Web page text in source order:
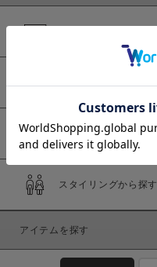
価格
商品タイプ
予約商品
スタイリングから探す
アイテムを探す